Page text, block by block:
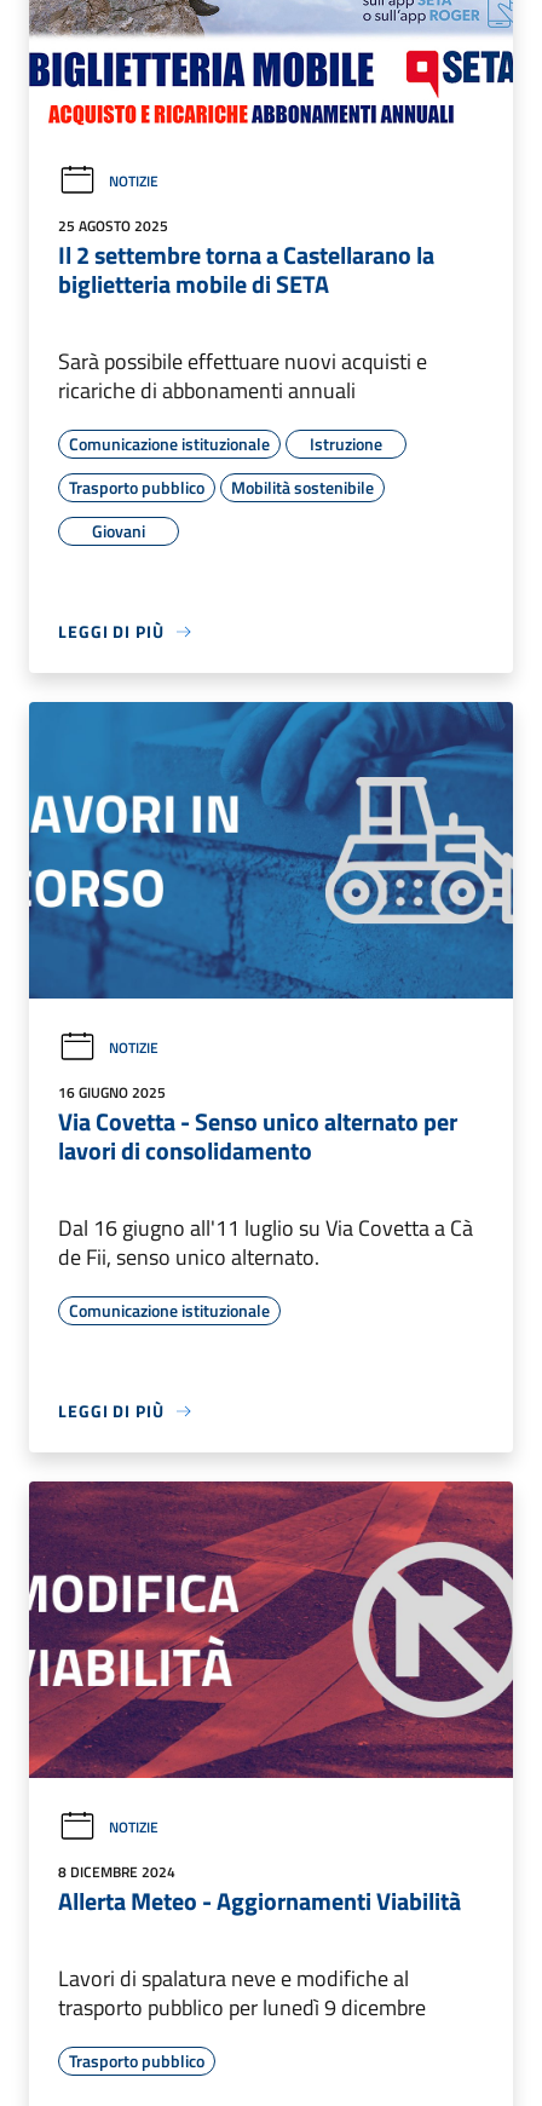
NOTIZIE
25 AGOSTO 2025
Il 2 settembre torna a Castellarano la
biglietteria mobile di SETA
Sarà possibile effettuare nuovi acquisti e
ricariche di abbonamenti annuali
Comunicazione istituzionale
Istruzione
Trasporto pubblico
Mobilità sostenibile
Giovani
LEGGI DI PIÙ
NOTIZIE
16 GIUGNO 2025
Via Covetta - Senso unico alternato per
lavori di consolidamento
Dal 16 giugno all'11 luglio su Via Covetta a Cà
de Fii, senso unico alternato.
Comunicazione istituzionale
LEGGI DI PIÙ
NOTIZIE
8 DICEMBRE 2024
Allerta Meteo - Aggiornamenti Viabilità
Lavori di spalatura neve e modifiche al
trasporto pubblico per lunedì 9 dicembre
Trasporto pubblico